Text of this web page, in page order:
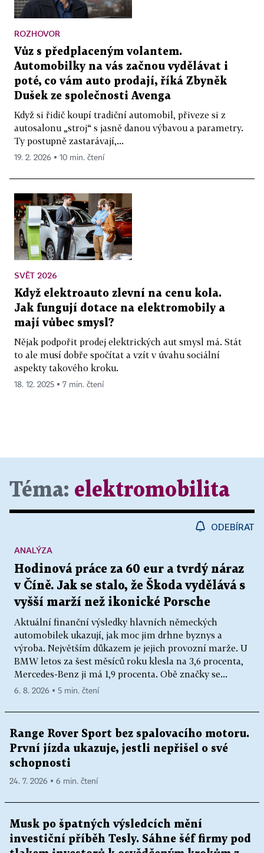
ROZHOVOR
Vůz s předplaceným volantem.
Automobilky na vás začnou vydělávat i
poté, co vám auto prodají, říká Zbyněk
Dušek ze společnosti Avenga
Když si řidič koupí tradiční automobil, přiveze si z
autosalonu „stroj“ s jasně danou výbavou a parametry.
Ty postupně zastarávají,...
19. 2. 2026 ▪ 10 min. čtení
SVĚT 2026
Když elektroauto zlevní na cenu kola.
Jak fungují dotace na elektromobily a
mají vůbec smysl?
Nějak podpořit prodej elektrických aut smysl má. Stát
to ale musí dobře spočítat a vzít v úvahu sociální
aspekty takového kroku.
18. 12. 2025 ▪ 7 min. čtení
Téma: elektromobilita
ODEBÍRAT
Hodinová práce za 60 eur a tvrdý náraz
v Číně. Jak se stalo, že Škoda vydělává s
vyšší marží než ikonické Porsche
Aktuální finanční výsledky hlavních německých
automobilek ukazují, jak moc jim drhne byznys a
výroba. Největším důkazem je jejich provozní marže. U
BMW letos za šest měsíců roku klesla na 3,6 procenta,
Mercedes-Benz ji má 1,9 procenta. Obě značky se...
ANALÝZA
6. 8. 2026 ▪ 5 min. čtení
Range Rover Sport bez spalovacího motoru.
První jízda ukazuje, jestli nepřišel o své
schopnosti
24. 7. 2026 ▪ 6 min. čtení
Musk po špatných výsledcích mění
investiční příběh Tesly. Sáhne šéf firmy pod